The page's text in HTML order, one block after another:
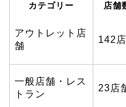
カテゴリー 店舗
アウトレット店
舗
142
一般店舗・レス
トラン
23店